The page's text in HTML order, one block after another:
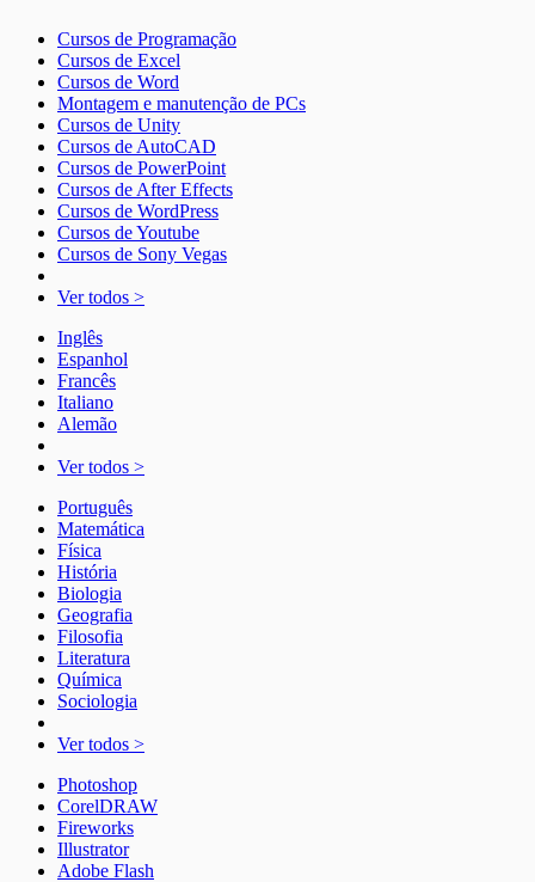
Cursos de Programação
Cursos de Excel
Cursos de Word
Montagem e manutenção de PCs
Cursos de Unity
Cursos de AutoCAD
Cursos de PowerPoint
Cursos de After Effects
Cursos de WordPress
Cursos de Youtube
Cursos de Sony Vegas
Ver todos >
Inglês
Espanhol
Francês
Italiano
Alemão
Ver todos >
Português
Matemática
Física
História
Biologia
Geografia
Filosofia
Literatura
Química
Sociologia
Ver todos >
Photoshop
CorelDRAW
Fireworks
Illustrator
Adobe Flash